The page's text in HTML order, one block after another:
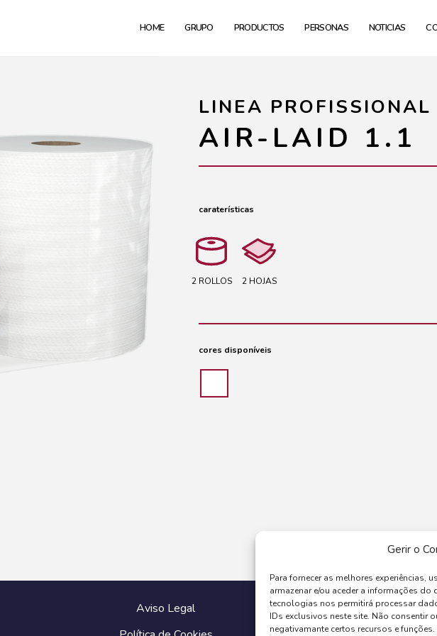
Gerir o
Para fornecer as melhores experiências,
armazenar e/ou aceder a informações
tecnologias nos permitirá processar
IDs exclusivos neste site. Não consentir
negativamante certos recursos e funções.
HOME GRUPO PRODUCTOS PERSONAS NOTICIAS
LINEA PROFISSIONAL
AIR-LAID 1.1
caraterísticas
2 ROLLOS 2 HOJAS
cores disponíveis
Aviso Legal